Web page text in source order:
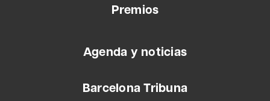
Premios
Agenda y noticias
Barcelona Tribuna